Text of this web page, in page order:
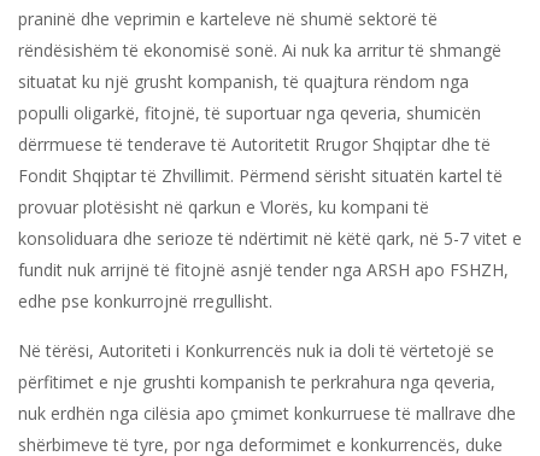
praninë dhe veprimin e karteleve në shumë sektorë të
rëndësishëm të ekonomisë sonë. Ai nuk ka arritur të shmangë
situatat ku një grusht kompanish, të quajtura rëndom nga
populli oligarkë, fitojnë, të suportuar nga qeveria, shumicën
dërrmuese të tenderave të Autoritetit Rrugor Shqiptar dhe të
Fondit Shqiptar të Zhvillimit. Përmend sërisht situatën kartel të
provuar plotësisht në qarkun e Vlorës, ku kompani të
konsoliduara dhe serioze të ndërtimit në këtë qark, në 5-7 vitet e
fundit nuk arrijnë të fitojnë asnjë tender nga ARSH apo FSHZH,
edhe pse konkurrojnë rregullisht.
Në tërësi, Autoriteti i Konkurrencës nuk ia doli të vërtetojë se
përfitimet e nje grushti kompanish te perkrahura nga qeveria,
nuk erdhën nga cilësia apo çmimet konkurruese të mallrave dhe
shërbimeve të tyre, por nga deformimet e konkurrencës, duke